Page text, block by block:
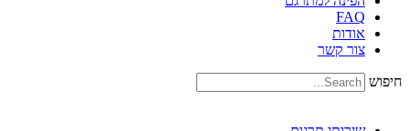
FAQ
אודות
צור קשר
חיפוש